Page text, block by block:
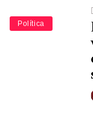
Política